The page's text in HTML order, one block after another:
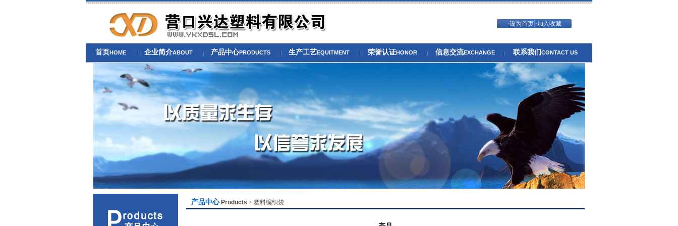
·设为首页 ·加入收藏
首页HOME 企业简介ABOUT 产品中心PRODUCTS 生产工艺EQUITMENT 荣誉认证HONOR 信息交流EXCHANGE 联系我们CONTACT US
产品中心 Products > 塑料编织袋